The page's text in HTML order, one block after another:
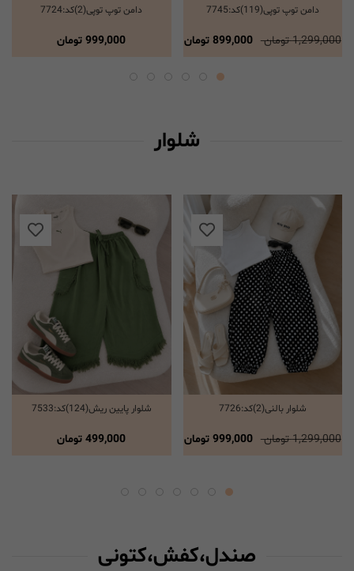
انتخاب گزینه ها
دامن توپ توپی(119)کد:7745
1,299,000 تومان 899,000 تومان
انتخاب گزینه ها
دامن توپ توپی(2)کد:7724
999,000 تومان
شلوار
انتخاب گزینه ها
شلوار بالنی(2)کد:7726
1,299,000 تومان 999,000 تومان
انتخاب گزینه ها
شلوار پایین ریش(124)کد:7533
499,000 تومان
صندل،کفش،کتونی